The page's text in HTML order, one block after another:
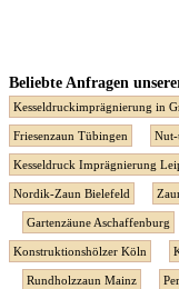
Beliebte Anfragen
Kesseldruckimprägnierung in
Friesenzaun Tübingen Nut-
Kesseldruck Imprägnierung
Nordik-Zaun Bielefeld
Gartenzäune Aschaffenburg
Konstruktionshölzer Köln
Rundholzzaun Mainz